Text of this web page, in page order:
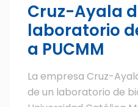
Cruz-Ayala
laboratorio
a PUCMM
La empresa Cruz-
de un laboratorio de